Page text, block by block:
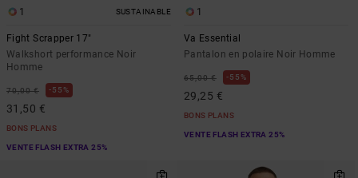
1 SUSTAINABLE
Fight Scrapper 17"
Walkshort performance Noir
Homme
70,00 € 55%
31,50 €
BONS PLANS
VENTE FLASH EXTRA 25%
1
Va Essential
Pantalon en polaire Noir Homme
65,00 € 55%
29,25 €
BONS PLANS
VENTE FLASH EXTRA 25%